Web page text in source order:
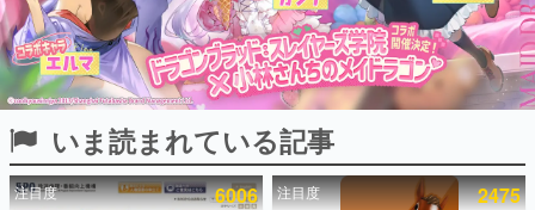
インタビュー
連載・特集一覧
殿堂入り記事
SNS拡散数が数千以上！ ページビュー数万以上！ などな
ど。多くの人々に読まれた、電ファミ渾身の“殿堂入り”記
事をまとめました。
いま読まれている記事
注目度 6006 注目度 2475